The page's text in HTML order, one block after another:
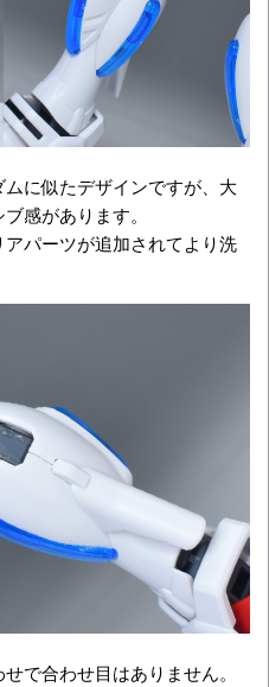
に似たデザインですが、大
感があります。
パーツが追加されてより洗
で合わせ目はありません。